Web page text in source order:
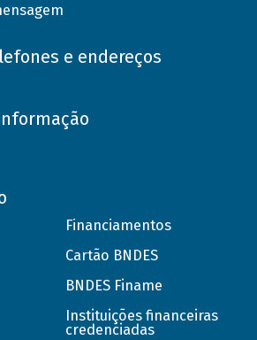
e endereços
Financiamentos
Cartão BNDES
BNDES Finame
Instituições financeiras
credenciadas